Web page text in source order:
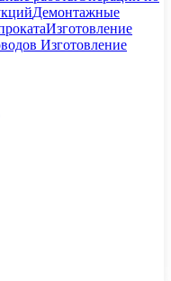
Демонтажные
Изготовление
Изготовление